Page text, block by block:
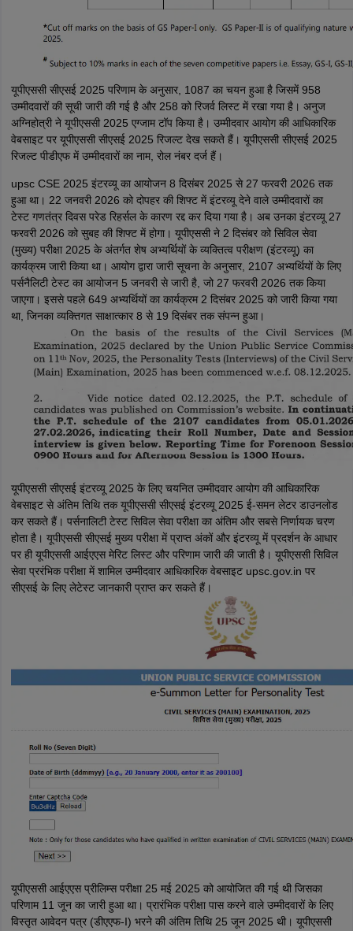
यूपीएससी सीएसई 2025 परिणाम के अनुसार, 1087 का चयन हुआ है जिसमें 958
उम्मीदवारों की सूची जारी की गई है और 258 को रिजर्व लिस्ट में रखा गया है। अनुज
अग्निहोत्री ने यूपीएससी 2025 एग्जाम टॉप किया है। उम्मीदवार आयोग की आधिकारिक
वेबसाइट पर यूपीएससी सीएसई 2025 रिजल्ट देख सकते हैं। यूपीएससी सीएसई 2025
रिजल्ट पीडीएफ में उम्मीदवारों का नाम, रोल नंबर दर्ज हैं।
upsc CSE 2025 इंटरव्यू का आयोजन 8 दिसंबर 2025 से 27 फरवरी 2026 तक
हुआ था। 22 जनवरी 2026 को दोपहर की शिफ्ट में इंटरव्यू देने वाले उम्मीदवारों का
टेस्ट गणतंत्र दिवस परेड रिहर्सल के कारण रद्द कर दिया गया है। अब उनका इंटरव्यू 27
फरवरी 2026 को सुबह की शिफ्ट में होगा। यूपीएससी ने 2 दिसंबर को सिविल सेवा
(मुख्य) परीक्षा 2025 के अंतर्गत शेष अभ्यर्थियों के व्यक्तित्व परीक्षण (इंटरव्यू) का
कार्यक्रम जारी किया था। आयोग द्वारा जारी सूचना के अनुसार, 2107 अभ्यर्थियों के लिए
पर्सनैलिटी टेस्ट का आयोजन 5 जनवरी से जारी है, जो 27 फरवरी 2026 तक किया
जाएगा। इससे पहले 649 अभ्यर्थियों का कार्यक्रम 2 दिसंबर 2025 को जारी किया गया
था, जिनका व्यक्तिगत साक्षात्कार 8 से 19 दिसंबर तक संपन्न हुआ।
यूपीएससी सीएसई इंटरव्यू 2025 के लिए चयनित उम्मीदवार आयोग की आधिकारिक
वेबसाइट से अंतिम तिथि तक यूपीएससी सीएसई इंटरव्यू 2025 ई-समन लेटर डाउनलोड
कर सकते हैं। पर्सनालिटी टेस्ट सिविल सेवा परीक्षा का अंतिम और सबसे निर्णायक चरण
होता है। यूपीएससी सीएसई मुख्य परीक्षा में प्राप्त अंकों और इंटरव्यू में प्रदर्शन के आधार
पर ही यूपीएससी आईएएस मेरिट लिस्ट और परिणाम जारी की जाती है। यूपीएससी सिविल
सेवा प्ररंभिक परीक्षा में शामिल उम्मीदवार आधिकारिक वेबसाइट upsc.gov.in पर
सीएसई के लिए लेटेस्ट जानकारी प्राप्त कर सकते हैं।
यूपीएससी आईएएस प्रीलिम्स परीक्षा 25 मई 2025 को आयोजित की गई थी जिसका
परिणाम 11 जून का जारी हुआ था। प्रारंभिक परीक्षा पास करने वाले उम्मीदवारों के लिए
विस्तृत आवेदन पत्र (डीएएफ-I) भरने की अंतिम तिथि 25 जून 2025 थी। यूपीएससी